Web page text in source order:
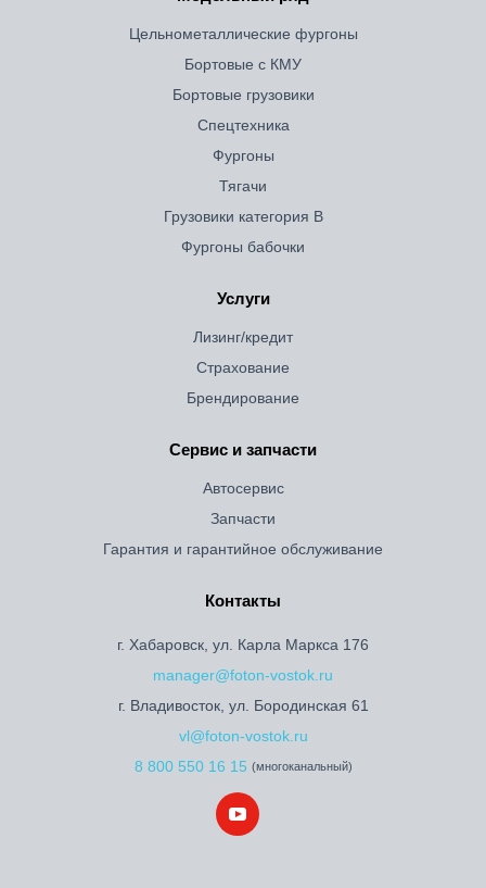
Цельнометаллические фургоны
Бортовые с КМУ
Бортовые грузовики
Спецтехника
Фургоны
Тягачи
Грузовики категория B
Фургоны бабочки
Услуги
Лизинг/кредит
Страхование
Брендирование
Сервис и запчасти
Автосервис
Запчасти
Гарантия и гарантийное обслуживание
Контакты
г. Хабаровск, ул. Карла Маркса 176
manager@foton-vostok.ru
г. Владивосток, ул. Бородинская 61
vl@foton-vostok.ru
8 800 550 16 15 (многоканальный)